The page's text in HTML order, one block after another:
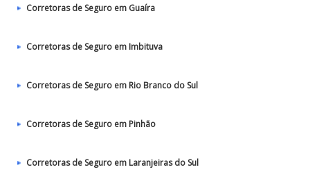
Corretoras de Seguro em Guaíra
Corretoras de Seguro em Imbituva
Corretoras de Seguro em Rio Branco do Sul
Corretoras de Seguro em Pinhão
Corretoras de Seguro em Laranjeiras do Sul